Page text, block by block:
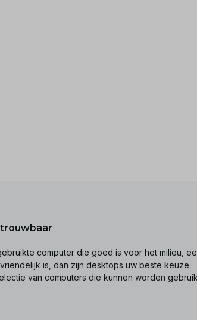
computer die goed is voor het milieu,
is, dan zijn desktops uw beste keuze.
van computers die kunnen worden